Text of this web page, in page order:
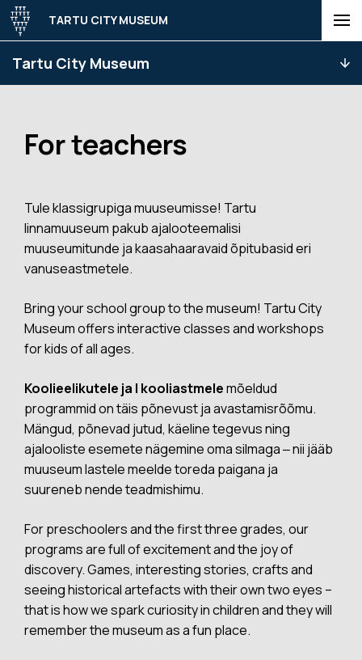
Tartu City Museum
TARTU CITY MUSEUM
For teachers
Tule klassigrupiga muuseumisse! Tartu
linnamuuseum pakub ajalooteemalisi
muuseumitunde ja kaasahaaravaid õpitubasid eri
vanuseastmetele.
Bring your school group to the museum! Tartu City
Museum offers interactive classes and workshops
for kids of all ages.
Koolieelikutele ja I kooliastmelemõeldud
programmid on täis põnevust ja avastamisrõõmu.
Mängud, põnevad jutud, käeline tegevus ning
ajalooliste esemete nägemine oma silmaga ‒ nii jääb
muuseum lastele meelde toreda paigana ja
suureneb nende teadmishimu.
For preschoolers and the first three grades, our
programs are full of excitement and the joy of
discovery. Games, interesting stories, crafts and
seeing historical artefacts with their own two eyes –
that is how we spark curiosity in children and they will
remember the museum as a fun place.